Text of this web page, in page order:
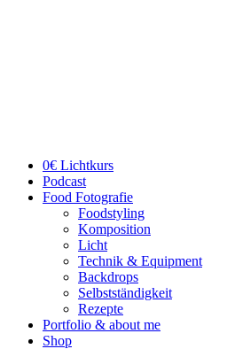
0€ Lichtkurs
Podcast
Food Fotografie
Foodstyling
Komposition
Licht
Technik & Equipment
Backdrops
Selbstständigkeit
Rezepte
Portfolio & about me
Shop